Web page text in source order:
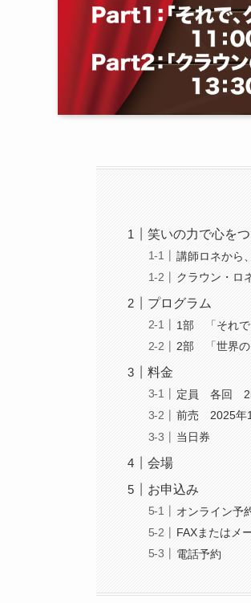
笑いの力で心を
講師ロネから
クラウン・ロ
プログラム
1部 「それで
2部 「世界の
料金
定員 各回
前売 2025年
当日券
会場
お申込み
オンライン予
FAXまたはメ
電話予約